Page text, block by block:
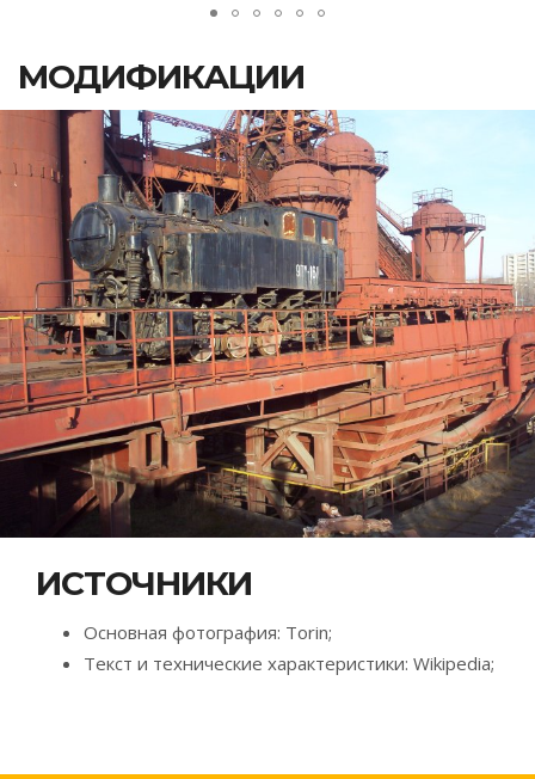
МОДИФИКАЦИИ
ИСТОЧНИКИ
Основная фотография: Torin;
Текст и технические характеристики: Wikipedia;